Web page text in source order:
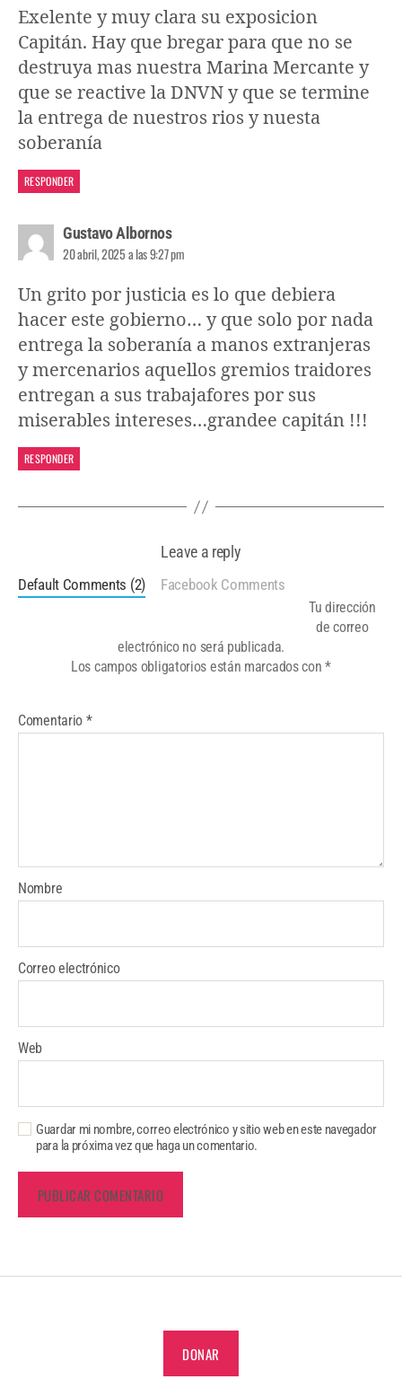
Exelente y muy clara su exposicion
Capitán. Hay que bregar para que no se
destruya mas nuestra Marina Mercante y
que se reactive la DNVN y que se termine
la entrega de nuestros rios y nuesta
soberanía
RESPONDER
Gustavo Albornos
20 abril, 2025 a las 9:27 pm
Un grito por justicia es lo que debiera
hacer este gobierno… y que solo por nada
entrega la soberanía a manos extranjeras
y mercenarios aquellos gremios traidores
entregan a sus trabajafores por sus
miserables intereses…grandee capitán !!!
RESPONDER
Leave a reply
Default Comments (2) Facebook Comments
Tu dirección
de correo
electrónico no será publicada.
Los campos obligatorios están marcados con*
Comentario *
Nombre
Correo electrónico
Web
Guardar mi nombre, correo electrónico y sitio web en este navegador
para la próxima vez que haga un comentario.
DONAR